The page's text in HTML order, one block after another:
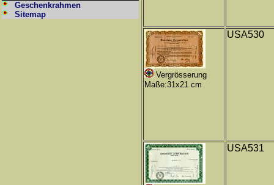
Geschenkrahmen
Sitemap
Vergrösserung
Maße:31x21 cm
USA530
USA531